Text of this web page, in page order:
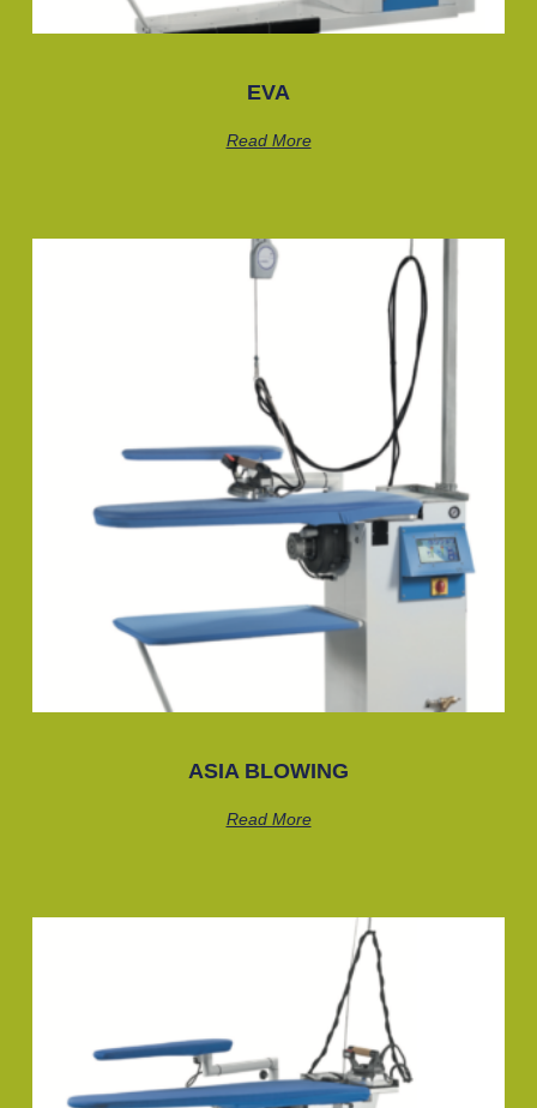
EVA
Read More
ASIA BLOWING
Read More